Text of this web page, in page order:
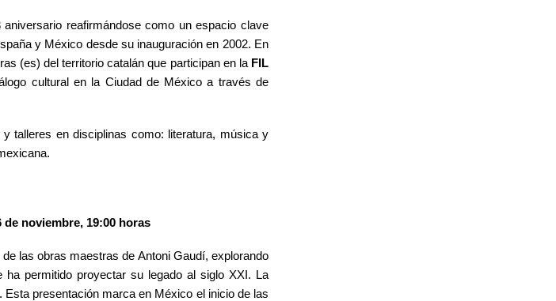
reafirmándose como un espacio clave
y México desde su inauguración en 2002. En
(es) del territorio catalán que participan en la FIL
cultural en la Ciudad de México a través de
talleres en disciplinas como: literatura, música y
de noviembre, 19:00 horas
las obras maestras de Antoni Gaudí, explorando
permitido proyectar su legado al siglo XXI. La
presentación marca en México el inicio de las